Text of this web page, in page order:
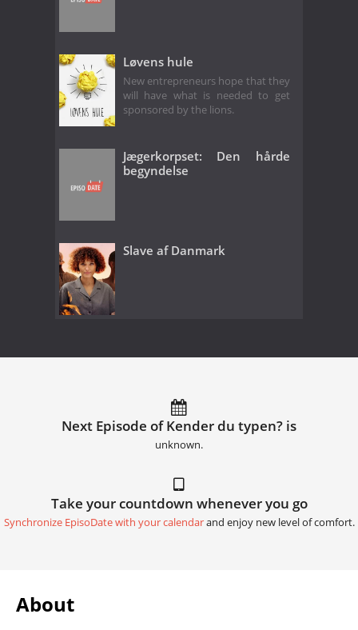
Løvens hule
New entrepreneurs hope that they
will have what is needed to get
sponsored by the lions.
Jægerkorpset: Den hårde
begyndelse
Slave af Danmark
Next Episode of Kender du typen? is
unknown.
Take your countdown whenever you go
Synchronize EpisoDate with your calendarand enjoy new level of comfort.
About